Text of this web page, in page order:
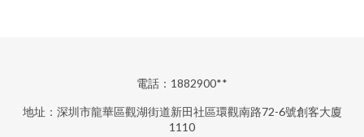
電話：1882900**
地址：深圳市龍華區觀湖街道新田社區環觀南路72-6號創客大廈
1110